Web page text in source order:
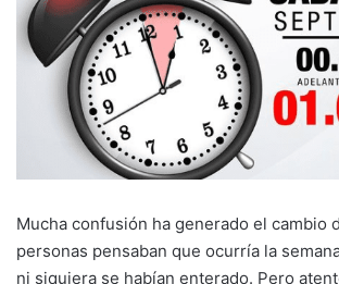
Mucha confusión ha generado el cambio
personas pensaban que ocurría la
ni siquiera se habían enterado. Pero